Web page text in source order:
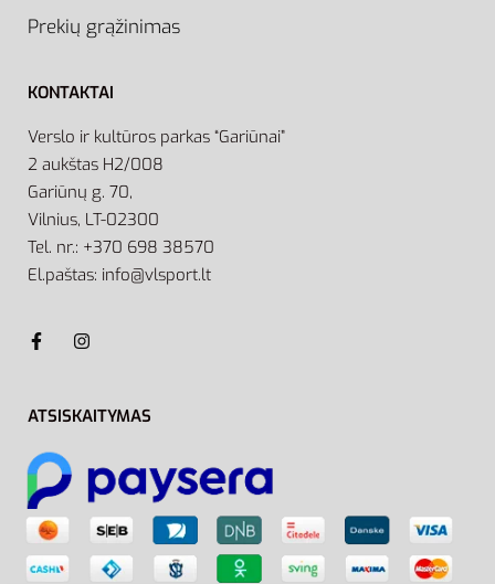
Prekių grąžinimas
KONTAKTAI
Verslo ir kultūros parkas “Gariūnai”
2 aukštas H2/008
Gariūnų g. 70,
Vilnius, LT-02300
Tel. nr.: +370 698 38570
El.paštas: info@vlsport.lt
ATSISKAITYMAS